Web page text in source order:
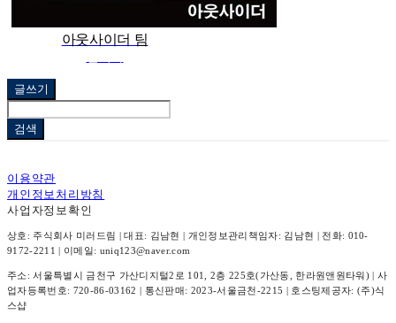
아웃사이더 팀
글쓰기
검색
이용약관
개인정보처리방침
사업자정보확인
상호: 주식회사 미러드림 | 대표: 김남현 | 개인정보관리책임자: 김남현 | 전화: 010-
9172-2211 | 이메일: uniq123@naver.com
주소: 서울특별시 금천구 가산디지털2로 101, 2층 225호(가산동, 한라원앤원타워) | 사
업자등록번호: 720-86-03162 | 통신판매: 2023-서울금천-2215 | 호스팅제공자: (주)식
스샵